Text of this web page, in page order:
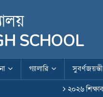
SCHOOL
গ্যালারি
২০২৬